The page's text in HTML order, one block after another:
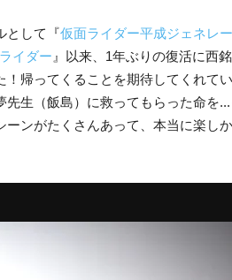
として『仮面ライダー平成ジェネレ
イダー 』以来、1年ぶりの復活に西
帰ってくることを期待してくれて
生（飯島）に救ってもらった命を
ンがたくさんあって、本当に楽し